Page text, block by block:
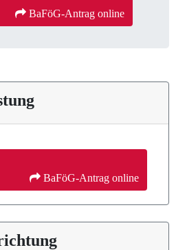
BaFöG-Antrag online
BaFöG-Antrag online